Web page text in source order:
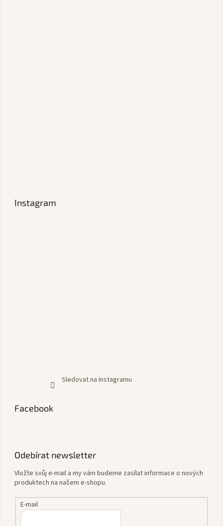
Instagram
Sledovat na Instagramu
Facebook
Odebírat newsletter
Vložte svůj e-mail a my vám budeme zasílat informace o nových
produktech na našem e-shopu.
E-mail